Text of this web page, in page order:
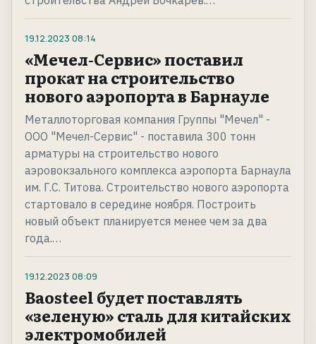
19.12.2023 08:14
«Мечел-Сервис» поставил
прокат на строительство
нового аэропорта в Барнауле
Металлоторговая компания Группы "Мечел" -
ООО "Мечел-Сервис" - поставила 300 тонн
арматуры на строительство нового
аэровокзального комплекса аэропорта Барнаула
им. Г.С. Титова. Строительство нового аэропорта
стартовало в середине ноября. Построить
новый объект планируется менее чем за два
года.…
19.12.2023 08:09
Baosteel будет поставлять
«зеленую» сталь для китайских
электромобилей